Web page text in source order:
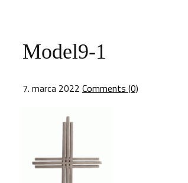
Model9-1
7. marca 2022 Comments (0)